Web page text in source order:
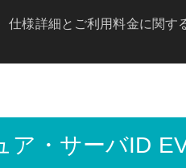
仕様詳細とご利用料金に関す
ア・サーバID